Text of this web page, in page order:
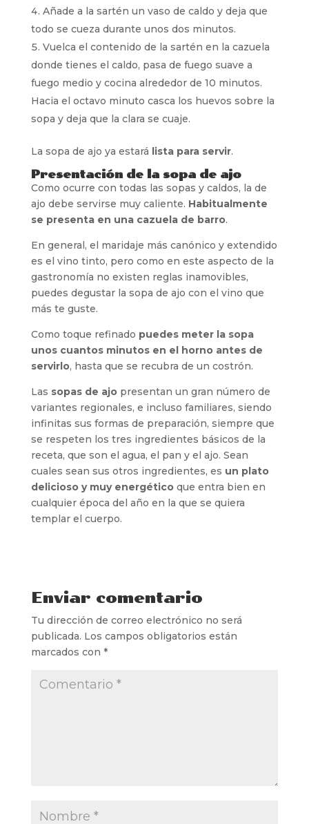
Añade a la sartén un vaso de caldo y deja que
todo se cueza durante unos dos minutos.
Vuelca el contenido de la sartén en la cazuela
donde tienes el caldo, pasa de fuego suave a
fuego medio y cocina alrededor de 10 minutos.
Hacia el octavo minuto casca los huevos sobre la
sopa y deja que la clara se cuaje.
La sopa de ajo ya estará lista para servir.
Presentación de la sopa de ajo
Como ocurre con todas las sopas y caldos, la de
ajo debe servirse muy caliente. Habitualmente
se presenta en una cazuela de barro.
En general, el maridaje más canónico y extendido
es el vino tinto, pero como en este aspecto de la
gastronomía no existen reglas inamovibles,
puedes degustar la sopa de ajo con el vino que
más te guste.
Como toque refinado puedes meter la sopa
unos cuantos minutos en el horno antes de
servirlo, hasta que se recubra de un costrón.
Las sopas de ajopresentan un gran número de
variantes regionales, e incluso familiares, siendo
infinitas sus formas de preparación, siempre que
se respeten los tres ingredientes básicos de la
receta, que son el agua, el pan y el ajo. Sean
cuales sean sus otros ingredientes, es un plato
delicioso y muy energéticoque entra bien en
cualquier época del año en la que se quiera
templar el cuerpo.
Enviar comentario
Tu dirección de correo electrónico no será
publicada. Los campos obligatorios están
marcados con *